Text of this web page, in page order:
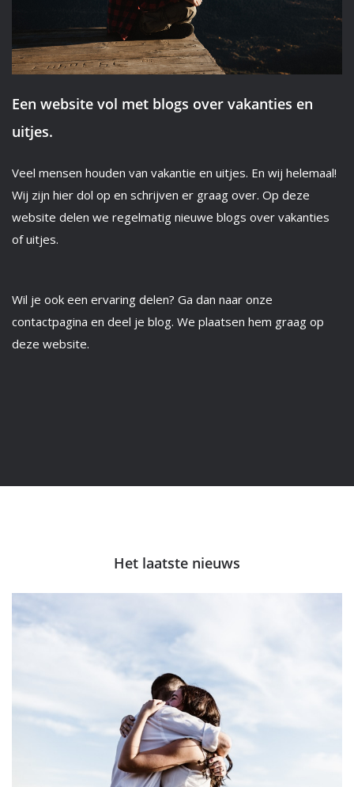
Een website vol met blogs over vakanties en
uitjes.
Veel mensen houden van vakantie en uitjes. En wij helemaal!
Wij zijn hier dol op en schrijven er graag over. Op deze
website delen we regelmatig nieuwe blogs over vakanties
of uitjes.
Wil je ook een ervaring delen? Ga dan naar onze
contactpagina en deel je blog. We plaatsen hem graag op
deze website.
Het laatste nieuws